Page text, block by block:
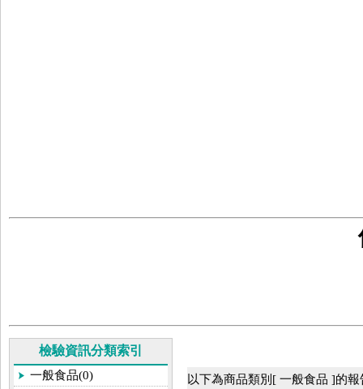
檢驗資訊分類索引
一般食品(0)
以下為商品類別[ 一般食品 ]的